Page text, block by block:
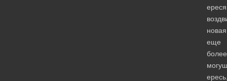
еще
более